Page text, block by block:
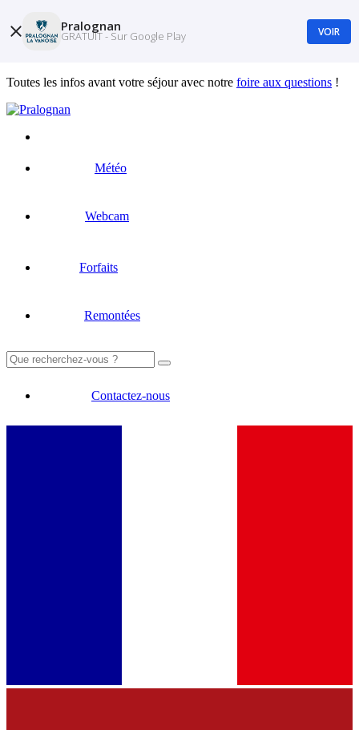
Toutes les infos avant votre séjour avec notre foire aux questions !
Météo
Webcam
Forfaits
Remontées
Rechercher :
Contactez-nous
Pralognan
GRATUIT - Sur Google Play VOIR